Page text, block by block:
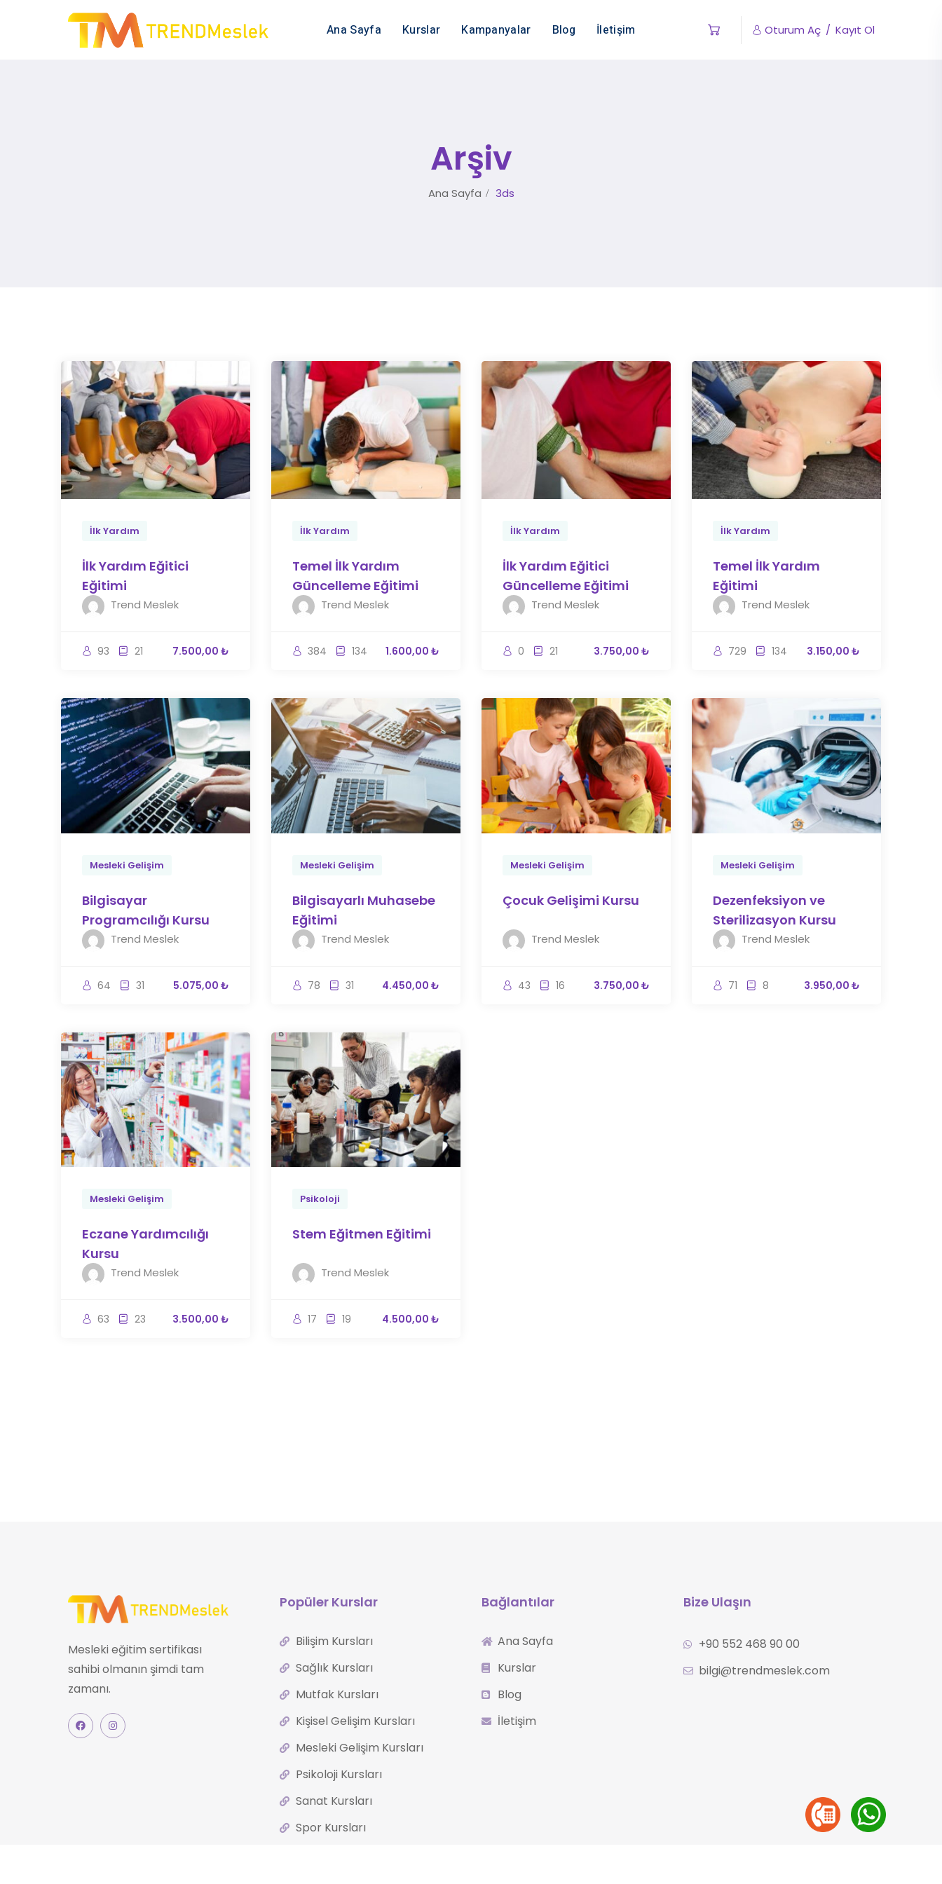
Ana Sayfa Kurslar Kampanyalar Blog İletişim Oturum Aç / Kayıt Ol
Arşiv
Ana Sayfa 3ds
İlk Yardım
İlk Yardım Eğitici
Eğitimi
Trend Meslek
93 21 7.500,00 ₺
İlk Yardım
Temel İlk Yardım
Güncelleme Eğitimi
Trend Meslek
384 134 1.600,00 ₺
İlk Yardım
İlk Yardım Eğitici
Güncelleme Eğitimi
Trend Meslek
0 21 3.750,00 ₺
İlk Yardım
Temel İlk Yardım
Eğitimi
Trend Meslek
729 134 3.150,00 ₺
Mesleki Gelişim
Bilgisayar
Programcılığı Kursu
Trend Meslek
64 31 5.075,00 ₺
Mesleki Gelişim
Bilgisayarlı Muhasebe
Eğitimi
Trend Meslek
78 31 4.450,00 ₺
Mesleki Gelişim
Çocuk Gelişimi Kursu
Trend Meslek
43 16 3.750,00 ₺
Mesleki Gelişim
Dezenfeksiyon ve
Sterilizasyon Kursu
Trend Meslek
71 8 3.950,00 ₺
Mesleki Gelişim
Eczane Yardımcılığı
Kursu
Trend Meslek
63 23 3.500,00 ₺
Psikoloji
Stem Eğitmen Eğitimi
Trend Meslek
17 19 4.500,00 ₺
Mesleki eğitim sertifikası
sahibi olmanın şimdi tam
zamanı.
Popüler Kurslar
Bilişim Kursları
Sağlık Kursları
Mutfak Kursları
Kişisel Gelişim Kursları
Mesleki Gelişim Kursları
Psikoloji Kursları
Sanat Kursları
Spor Kursları
Bağlantılar
Ana Sayfa
Kurslar
Blog
İletişim
Bize Ulaşın
+90 552 468 90 00
bilgi@trendmeslek.com